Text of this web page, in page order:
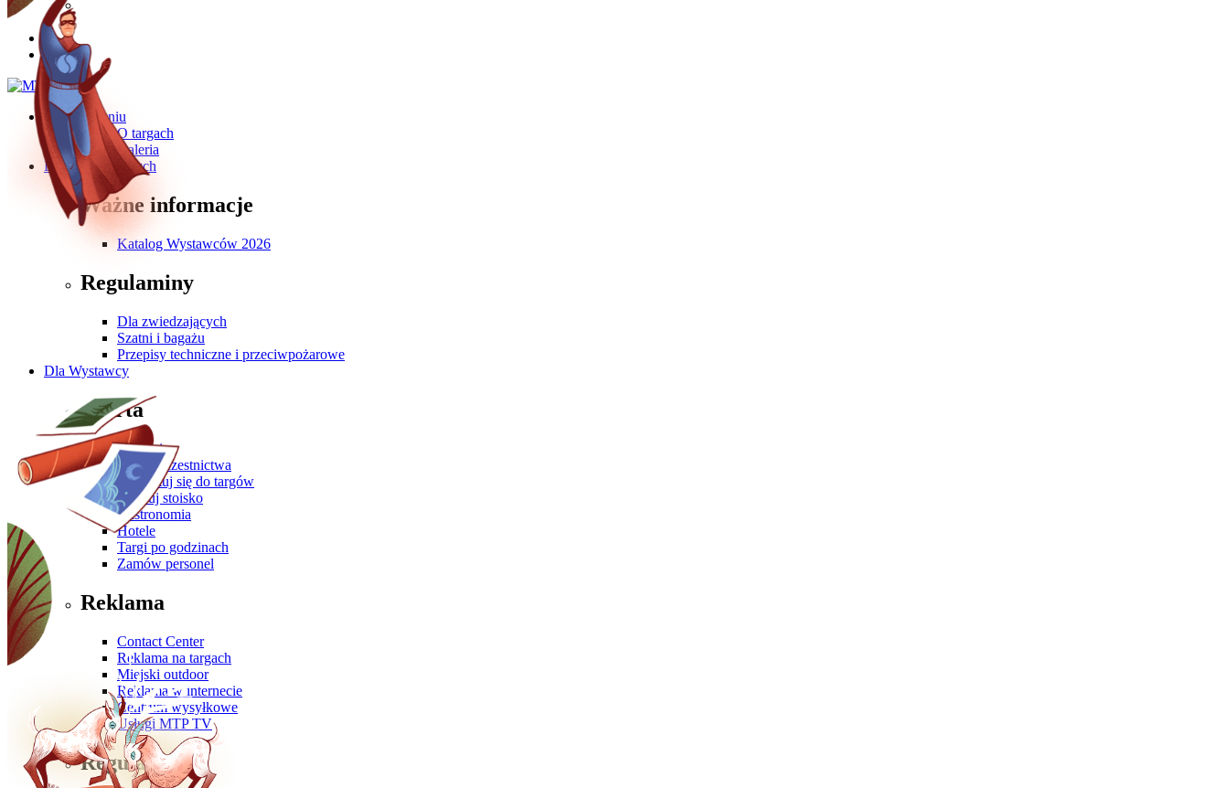
O wydarzeniu
O targach
Galeria
Dla Zwiedzających
Ważne informacje
Katalog Wystawców 2026
Regulaminy
Dla zwiedzających
Szatni i bagażu
Przepisy techniczne i przeciwpożarowe
Dla Wystawcy
Oferta
Zgłoś się
Oferta uczestnictwa
Przygotuj się do targów
Zbuduj stoisko
Gastronomia
Hotele
Targi po godzinach
Zamów personel
Reklama
Contact Center
Reklama na targach
Miejski outdoor
Reklama w internecie
Centrum wysyłkowe
Usługi MTP TV
Regulaminy